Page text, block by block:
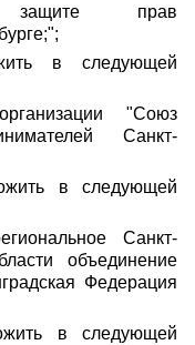
защите прав
в следующей
"Союз
Санкт-
в следующей
Санкт-
объединение
Федерация
в следующей